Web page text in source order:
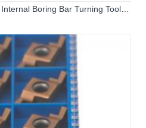
Boring Bar Turning Tool